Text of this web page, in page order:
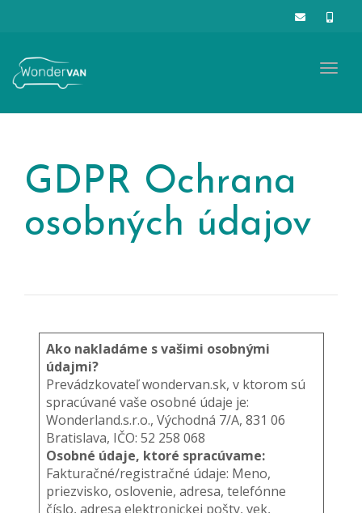
GDPR Ochrana
osobných údajov
Ako nakladáme s vašimi osobnými
údajmi?
Prevádzkovateľ wondervan.sk, v ktorom sú
spracúvané vaše osobné údaje je:
Wonderland.s.r.o., Východná 7/A, 831 06
Bratislava, IČO: 52 258 068
Osobné údaje, ktoré spracúvame:
Fakturačné/registračné údaje: Meno,
priezvisko, oslovenie, adresa, telefónne
číslo, adresa elektronickej pošty, vek,